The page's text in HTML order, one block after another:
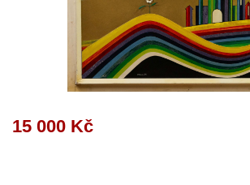
15 000 Kč